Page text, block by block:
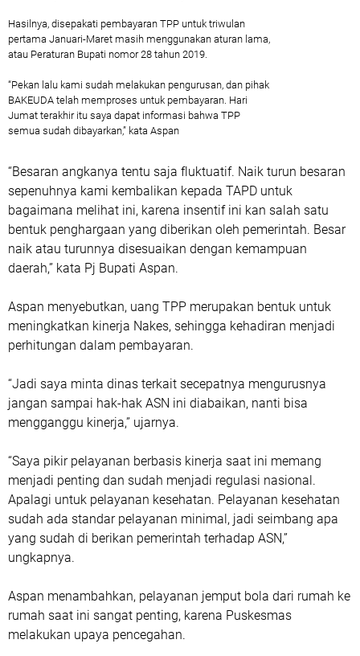
Hasilnya, disepakati pembayaran TPP untuk triwulan
pertama Januari-Maret masih menggunakan aturan lama,
atau Peraturan Bupati nomor 28 tahun 2019.
“Pekan lalu kami sudah melakukan pengurusan, dan pihak
BAKEUDA telah memproses untuk pembayaran. Hari
Jumat terakhir itu saya dapat informasi bahwa TPP
semua sudah dibayarkan,” kata Aspan
“Besaran angkanya tentu saja fluktuatif. Naik turun besaran
sepenuhnya kami kembalikan kepada TAPD untuk
bagaimana melihat ini, karena insentif ini kan salah satu
bentuk penghargaan yang diberikan oleh pemerintah. Besar
naik atau turunnya disesuaikan dengan kemampuan
daerah,” kata Pj Bupati Aspan.
Aspan menyebutkan, uang TPP merupakan bentuk untuk
meningkatkan kinerja Nakes, sehingga kehadiran menjadi
perhitungan dalam pembayaran.
“Jadi saya minta dinas terkait secepatnya mengurusnya
jangan sampai hak-hak ASN ini diabaikan, nanti bisa
mengganggu kinerja,” ujarnya.
“Saya pikir pelayanan berbasis kinerja saat ini memang
menjadi penting dan sudah menjadi regulasi nasional.
Apalagi untuk pelayanan kesehatan. Pelayanan kesehatan
sudah ada standar pelayanan minimal, jadi seimbang apa
yang sudah di berikan pemerintah terhadap ASN,”
ungkapnya.
Aspan menambahkan, pelayanan jemput bola dari rumah ke
rumah saat ini sangat penting, karena Puskesmas
melakukan upaya pencegahan.